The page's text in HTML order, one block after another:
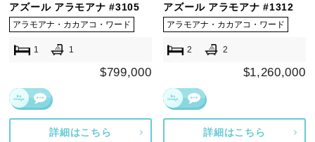
アズール アラモアナ #3105
アラモアナ・カカアコ・ワード
1 1
$799,000
詳細はこちら
アズール アラモアナ #1312
アラモアナ・カカアコ・ワード
2 2
$1,260,000
詳細はこちら